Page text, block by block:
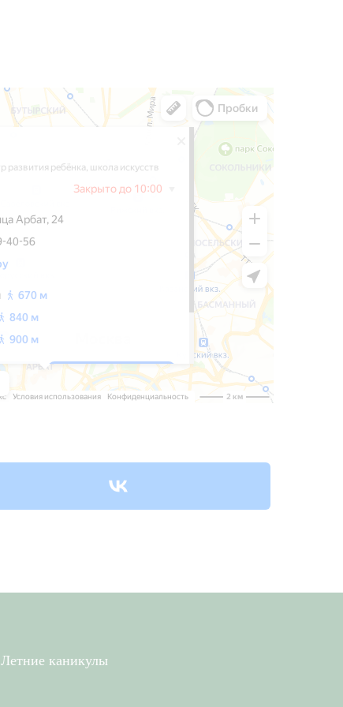
Летние каникулы